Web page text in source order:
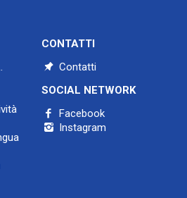
CONTATTI
Contatti
SOCIAL NETWORK
Facebook
Instagram